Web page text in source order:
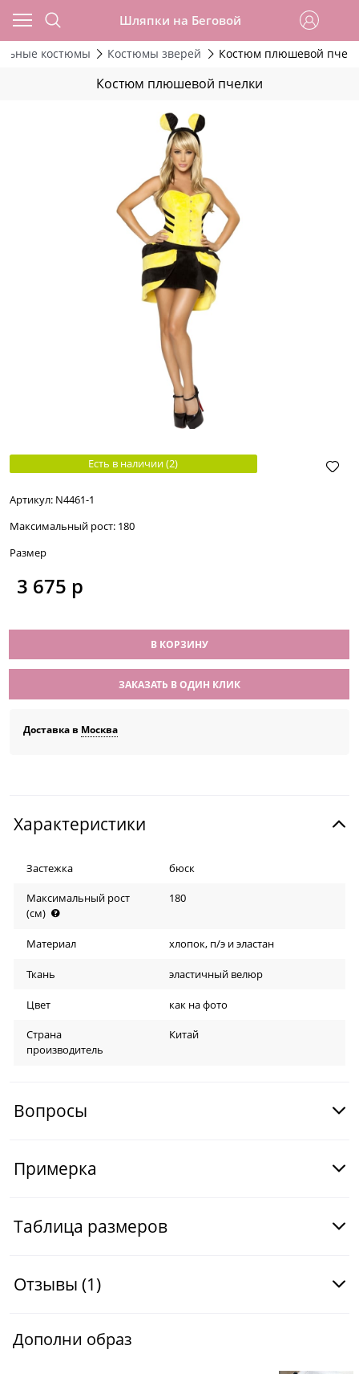
Шляпки на Беговой
костюмы Костюмы зверей Костюм плюшевой
Костюм плюшевой пчелки
Есть в наличии (2)
Артикул: N4461-1
Максимальный рост: 180
Размер
3 675 р
В КОРЗИНУ
ЗАКАЗАТЬ В ОДИН КЛИК
Доставка в Москва
Характеристики
Застежка бюск
Максимальный рост
(см)
180
Материал хлопок, п/э и эластан
Ткань эластичный велюр
Цвет как на фото
Страна
производитель
Китай
Вопросы
Примерка
Таблица размеров
Отзывы (1)
Дополни образ